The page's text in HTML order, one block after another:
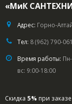
«МиК
Адрес: Горно-
Тел: 8 (962) 790-
Время работы:
вс: 9:00-18:00
Скидка 5% при